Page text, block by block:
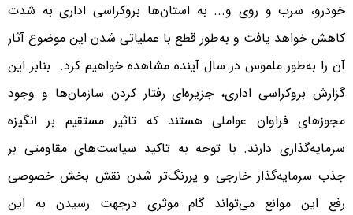
خودرو، سرب و روی و... به استان‌ها بروکراسی اداری به شدت
کاهش خواهد یافت و به‌طور قطع با عملیاتی شدن این موضوع آثار
آن را به‌طور ملموس در سال آینده مشاهده خواهیم کرد. بنابر این
گزارش بروکراسی اداری، جزیره‌ای رفتار کردن سازمان‌ها و وجود
مجوزهای فراوان عواملی هستند که تاثیر مستقیم بر انگیزه
سرمایه‌گذاری دارند. با توجه به تاکید سیاست‌های مقاومتی بر
جذب سرمایه‌گذار خارجی و پررنگ‌تر شدن نقش بخش خصوصی
رفع این موانع می‌تواند گام موثری درجهت رسیدن به این